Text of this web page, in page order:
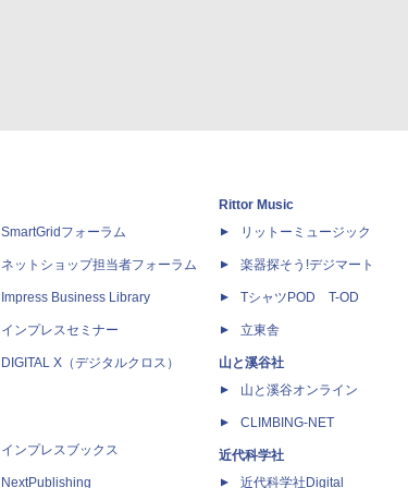
SmartGridフォーラム
ネットショップ担当者フォーラム
Impress Business Library
インプレスセミナー
DIGITAL X（デジタルクロス）
インプレスブックス
NextPublishing
Rittor Music
リットーミュージック
楽器探そう!デジマート
TシャツPOD T-OD
立東舎
山と溪谷社
山と溪谷オンライン
CLIMBING-NET
近代科学社
近代科学社Digital